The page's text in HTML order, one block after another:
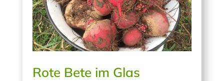
Rote Bete im Glas